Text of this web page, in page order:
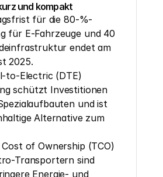
und kompakt
für die 80-%-
für E-Fahrzeuge und 40
endet am
2025.
to-Electric (DTE)
schützt Investitionen
und ist
Alternative zum
of Ownership (TCO)
Transportern sind
Energie- und